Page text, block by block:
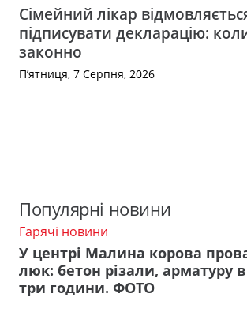
Сімейний лікар
підписувати декларацію:
законно
П’ятниця, 7 Серпня, 2026
Популярні новини
Гарячі новини
У центрі Малина корова
люк: бетон різали, арматуру
три години. ФОТО